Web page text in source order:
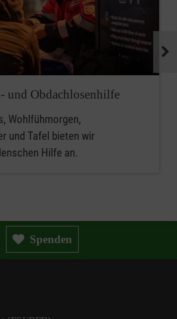
und Obdachlosenhilfe
Wohlfühmorgen,
und Tafel bieten wir
Hilfe an.
Euro Spenden